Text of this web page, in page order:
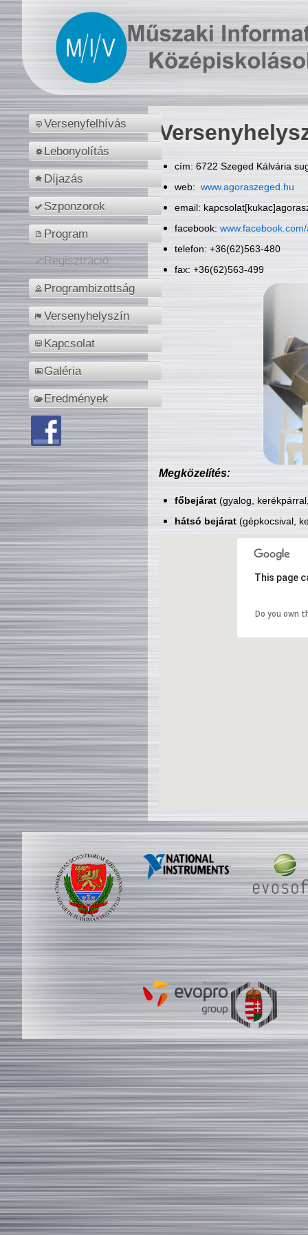
Versenyfelhívás
Lebonyolítás
Díjazás
Szponzorok
Program
Regisztráció
Programbizottság
Versenyhelyszín
Kapcsolat
Galéria
Eredmények
cím: 6722 Szeged Kálvária
web: www.agoraszeged.hu
email:
facebook:
telefon: +36(62)563-480
fax: +36(62)563-499
Megközelítés:
főbejárat(gyalog,
hátsó bejárat(gépkocsival,
This page
Do you own